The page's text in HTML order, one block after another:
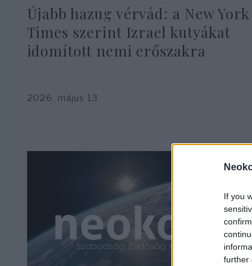
If you
further
Újabb hazug vérvád: a New York
Times szerint Izrael kutyákat
idomított nemi erőszakra
2026. május 13.